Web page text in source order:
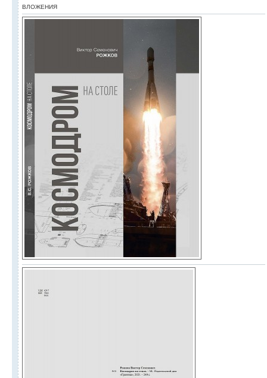
ВЛОЖЕНИЯ